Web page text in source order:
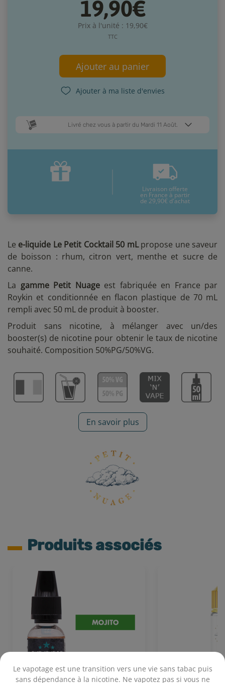
Le vapotage est une transition vers une vie sans tabac puis
sans dépendance à la nicotine. Ne vapotez pas si vous ne
Le e-liquide Le Petit Cocktail 50 mLpropose une saveur
de boisson : rhum, citron vert, menthe et sucre de
canne.
La gamme Petit Nuageest fabriquée en France par
Roykin et conditionnée en flacon plastique de 70 mL
rempli avec 50 mL de produit à booster.
Produit sans nicotine, à mélanger avec un/des
booster(s) de nicotine pour obtenir le taux de nicotine
souhaité. Composition 50%PG/50%VG.
En savoir plus
19,90€
Prix à l'unité : 19,90€
TTC
Ajouter au panier
Ajouter à ma liste d'envies
Livré chez vous à partir du Mardi 11 Août.
Jeudi 13 Août Mardi 11 Août
* Pour une livraison en France métropolitaine+ d'infos
Livraison offerte
en France à partir
de 29,90€ d'achat
Produits associés